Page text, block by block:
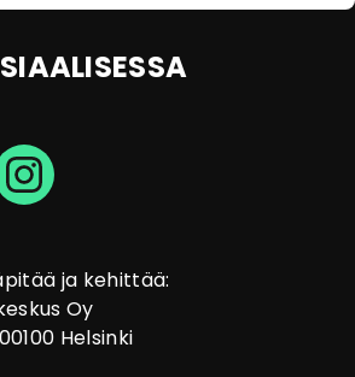
ja kehittää:
Oy
Helsinki